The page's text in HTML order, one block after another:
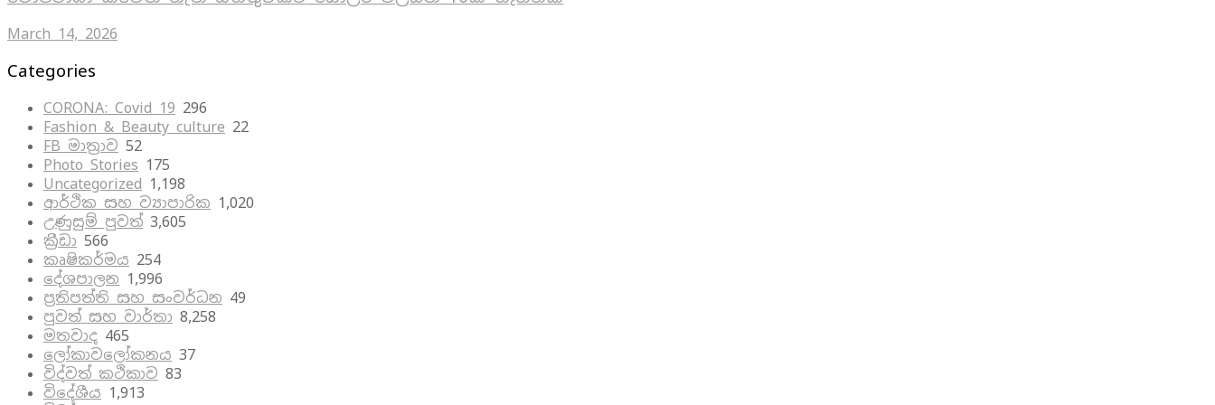
March 14, 2026
Categories
CORONA: Covid 19 296
Fashion & Beauty culture 22
FB මාත්‍රාව 52
Photo Stories 175
Uncategorized 1,198
ආර්ථික සහ ව්‍යාපාරික 1,020
උණුසුම් පුවත් 3,605
ක්‍රීඩා 566
කෘෂිකර්මය 254
දේශපාලන 1,996
ප්‍රතිපත්ති සහ සංවර්ධන 49
පුවත් සහ වාර්තා 8,258
මතවාද 465
ලෝකාවලෝකනය 37
විද්වත් කථිකාව 83
විදේශීය 1,913